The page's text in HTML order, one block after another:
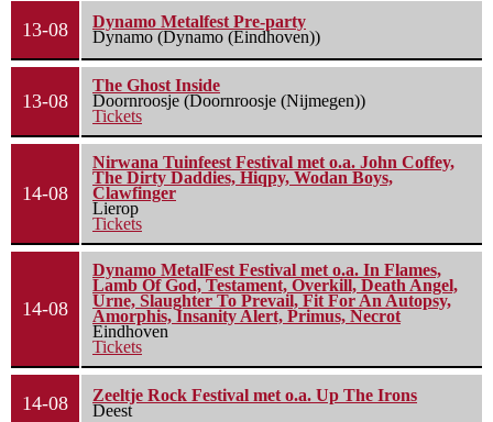
13-08
Dynamo Metalfest Pre-party
Dynamo (Dynamo (Eindhoven))
13-08
The Ghost Inside
Doornroosje (Doornroosje (Nijmegen))
Tickets
14-08
Nirwana Tuinfeest Festival met o.a. John Coffey,
The Dirty Daddies, Hiqpy, Wodan Boys,
Clawfinger
Lierop
Tickets
14-08
Dynamo MetalFest Festival met o.a. In Flames,
Lamb Of God, Testament, Overkill, Death Angel,
Urne, Slaughter To Prevail, Fit For An Autopsy,
Amorphis, Insanity Alert, Primus, Necrot
Eindhoven
Tickets
14-08
Zeeltje Rock Festival met o.a. Up The Irons
Deest